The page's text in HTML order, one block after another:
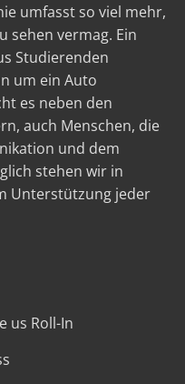
umfasst so viel mehr,
sehen vermag. Ein
Studierenden
um ein Auto
es neben den
auch Menschen, die
und dem
stehen wir in
Unterstützung jeder
us Roll-In